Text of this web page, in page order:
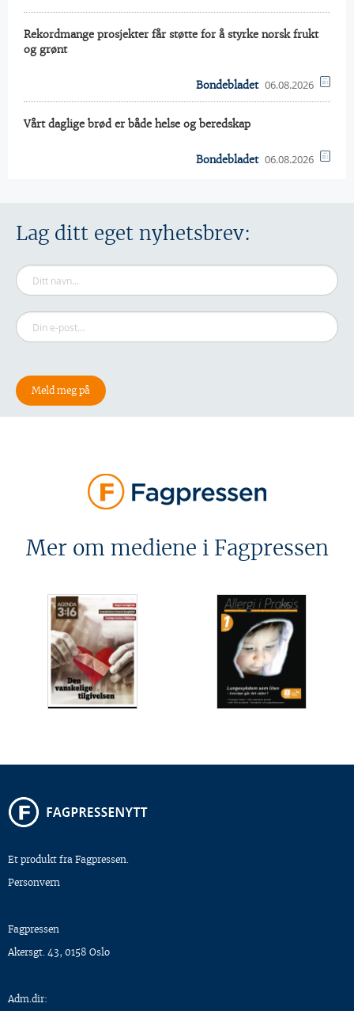
Rekordmange prosjekter får støtte for å styrke norsk frukt
og grønt
Bondebladet 06.08.2026
Vårt daglige brød er både helse og beredskap
Bondebladet 06.08.2026
Lag ditt eget nyhetsbrev:
Mer om mediene i Fagpressen
Et produkt fra Fagpressen.
Personvern
Fagpressen
Akersgt. 43, 0158 Oslo
Adm.dir: